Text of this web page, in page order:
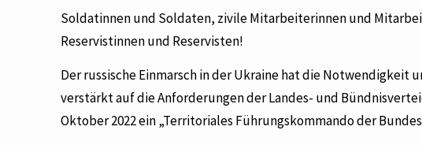
Soldatinnen und Soldaten, zivile Mitarbeiterinnen und
Reservistinnen und Reservisten!
Der russische Einmarsch in der Ukraine hat die
verstärkt auf die Anforderungen der Landes- und
Oktober 2022 ein „Territoriales Führungskommando der